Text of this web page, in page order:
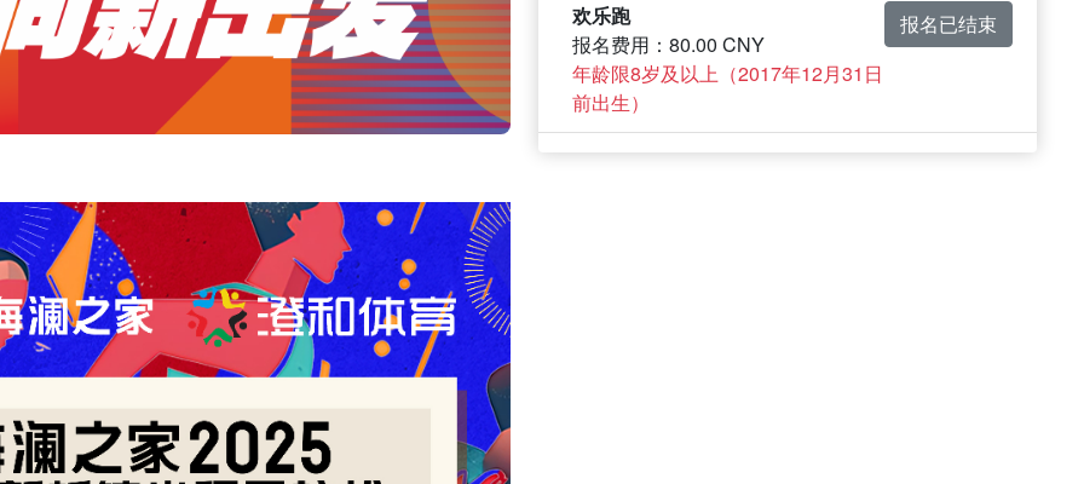
欢乐跑
报名费用：80.00 CNY
年龄限8岁及以上（2017年12月31日
前出生）
报名已结束